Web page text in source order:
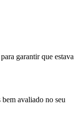
garantir que estava
avaliado no seu